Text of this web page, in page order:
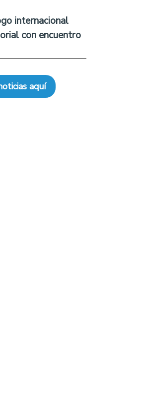
internacional
con encuentro
aquí